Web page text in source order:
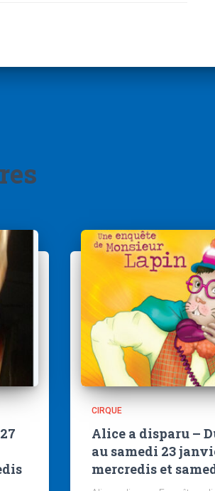
CIRQUE
Alice a disparu –
au samedi 23
mercredis et